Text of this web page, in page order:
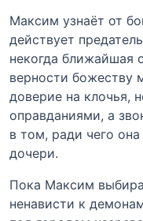
Максим узнаёт от
действует
некогда ближайшая
верности божеству
доверие на клочья,
оправданиями, а
в том, ради чего
дочери.
Пока Максим
ненависти к